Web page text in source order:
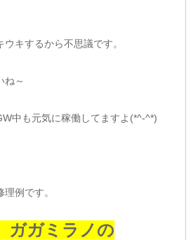
キするから不思議です。
ね～
中も元気に稼働してますよ(*^-^*)
例です。
ガガミラノの